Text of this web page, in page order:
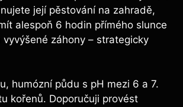
její pěstování na⁣ zahradě,
alespoň 6 hodin přímého slunce
záhony ‍–⁤ strategicky
humózní půdu s pH mezi 6 a ⁣7.⁤
kořenů. Doporučuji provést